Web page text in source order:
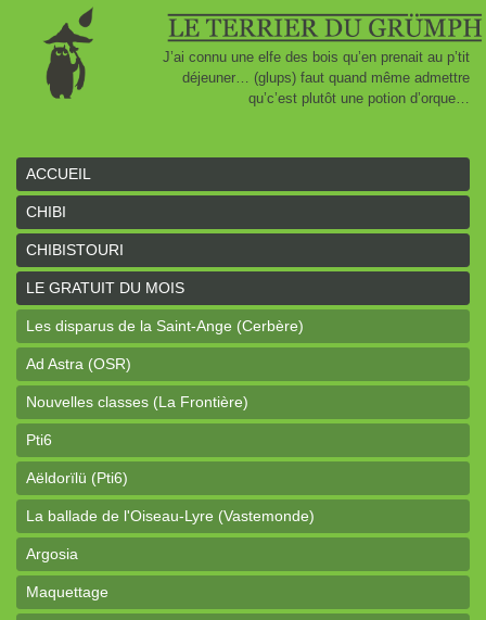
J’ai connu une elfe des bois qu’en prenait au p’tit
déjeuner… (glups) faut quand même admettre
qu’c’est plutôt une potion d’orque…
ACCUEIL
CHIBI
CHIBISTOURI
LE GRATUIT DU MOIS
Les disparus de la Saint-Ange (Cerbère)
Ad Astra (OSR)
Nouvelles classes (La Frontière)
Pti6
Aëldorïlü (Pti6)
La ballade de l'Oiseau-Lyre (Vastemonde)
Argosia
Maquettage